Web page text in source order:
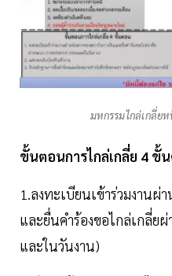
มหกรรมไกล่เกลี่ย
ขั้นตอนการไกล่เกลี่ย 4 ขั้
1.ลงทะเบียนเข้าร่วมงานผ่
และยื่นคำร้องขอไกล่เกลี่ย
และในวันงาน)